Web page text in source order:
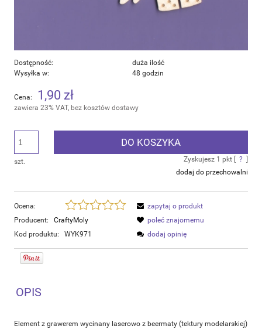
Dostępność:
duża ilość
Wysyłka w:
48 godzin
Cena: 1,90 zł
zawiera 23% VAT, bez kosztów dostawy
szt.
DO KOSZYKA
Zyskujesz 1 pkt [ ? ]
dodaj do przechowalni
Ocena:
Producent:
CraftyMoly
Kod produktu:
WYK971
zapytaj o produkt
poleć znajomemu
dodaj opinię
OPIS
Element z grawerem wycinany laserowo z beermaty (tektury modelarskiej)